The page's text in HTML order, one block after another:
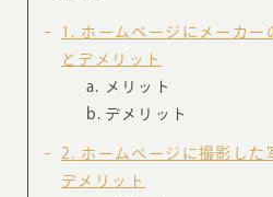
1
ホームページにメーカー
とデメリット
メリット
デメリット
2
ホームページに撮影した
デメリット